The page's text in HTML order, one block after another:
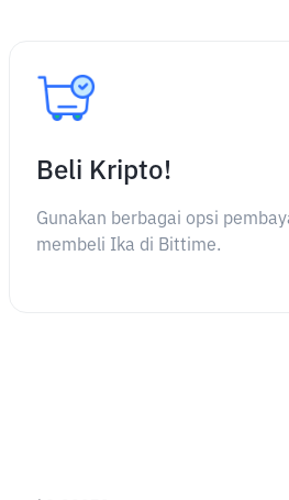
Beli Kripto!
Gunakan berbagai opsi
membeli Ika di Bittime.